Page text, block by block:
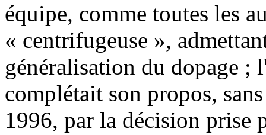
équipe, comme toutes les
« centrifugeuse »,
généralisation du dopage
complétait son propos,
1996, par la décision prise